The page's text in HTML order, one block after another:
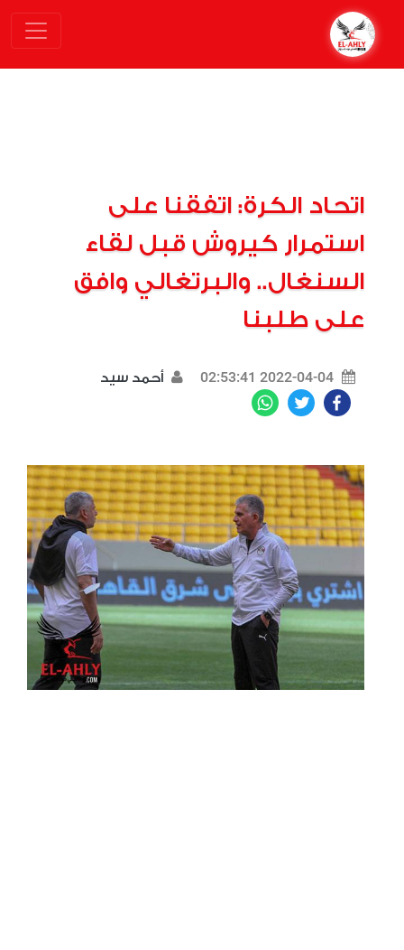
اتحاد الكرة: اتفقنا على
استمرار كيروش قبل لقاء
السنغال.. والبرتغالي وافق
على طلبنا
2022-04-04 02:53:41 أحمد سيد
Facebook
Twitter